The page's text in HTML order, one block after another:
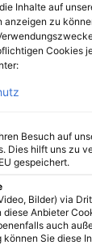
Inhalte auf
zu
Cookies
Besuch auf
Dies hilft uns zu
gespeichert.
Bilder) via
diese Anbieter
auch
können Sie diese